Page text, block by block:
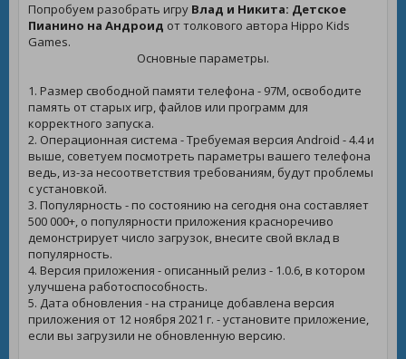
Попробуем разобрать игру Влад и Никита: Детское
Пианино на Андроид от толкового автора Hippo Kids
Games.
Основные параметры.
1. Размер свободной памяти телефона - 97M, освободите
память от старых игр, файлов или программ для
корректного запуска.
2. Операционная система - Требуемая версия Android - 4.4 и
выше, советуем посмотреть параметры вашего телефона
ведь, из-за несоответствия требованиям, будут проблемы
с установкой.
3. Популярность - по состоянию на сегодня она составляет
500 000+, о популярности приложения красноречиво
демонстрирует число загрузок, внесите свой вклад в
популярность.
4. Версия приложения - описанный релиз - 1.0.6, в котором
улучшена работоспособность.
5. Дата обновления - на странице добавлена версия
приложения от 12 ноября 2021 г. - установите приложение,
если вы загрузили не обновленную версию.